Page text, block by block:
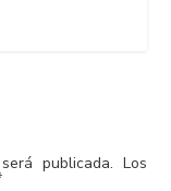
publicada. Los